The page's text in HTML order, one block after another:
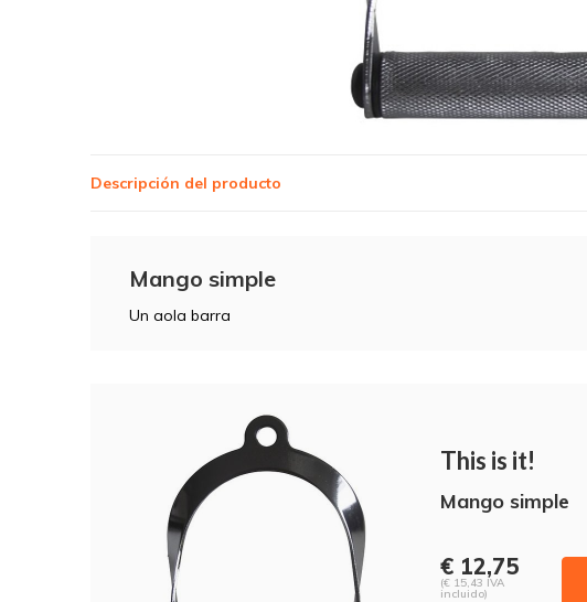
Descripción del producto
Mango simple
Un aola barra
This is it!
Mango simple
€ 12,75
(€ 15,43 IVA
incluido)